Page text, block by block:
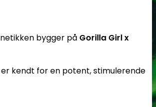
bygger på Gorilla Girl x
kendt for en potent, stimulerende